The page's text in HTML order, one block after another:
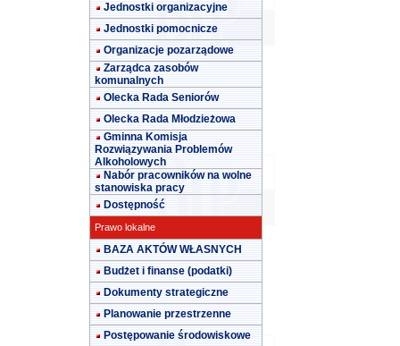
Jednostki organizacyjne
Jednostki pomocnicze
Organizacje pozarządowe
Zarządca zasobów
komunalnych
Olecka Rada Seniorów
Olecka Rada Młodzieżowa
Gminna Komisja
Rozwiązywania Problemów
Alkoholowych
Nabór pracowników na wolne
stanowiska pracy
Dostępność
Prawo lokalne
BAZA AKTÓW WŁASNYCH
Budżet i finanse (podatki)
Dokumenty strategiczne
Planowanie przestrzenne
Postępowanie środowiskowe